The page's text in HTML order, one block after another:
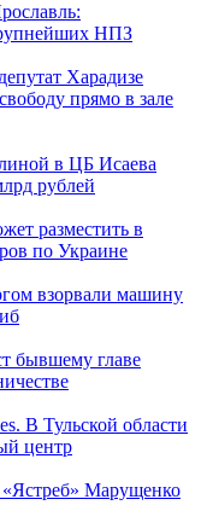
НПЗ
Харадизе
прямо в зале
в ЦБ Исаева
рублей
разместить в
по Украине
взорвали машину
бывшему главе
В Тульской области
центр
Марущенко